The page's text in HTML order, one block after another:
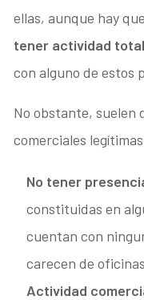
ellas, aunque hay
tener actividad
con alguno de estos
No obstante, suelen
comerciales
No tener
constituidas en
cuentan con
carecen de
Actividad